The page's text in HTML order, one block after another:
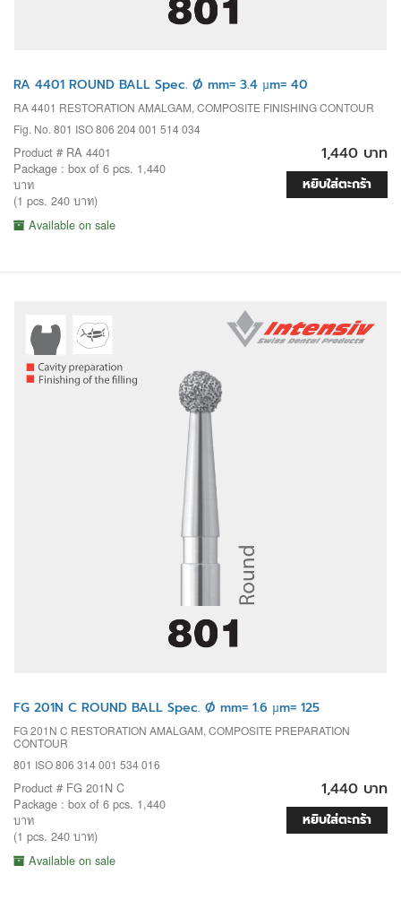
RA 4401 ROUND BALL Spec. Ø mm= 3.4 µm= 40
RA 4401 RESTORATION AMALGAM, COMPOSITE FINISHING CONTOUR
Fig. No. 801 ISO 806 204 001 514 034
Product # RA 4401
Package : box of 6 pcs. 1,440
บาท
(1 pcs. 240 บาท)
Available on sale
1,440 บาท
หยิบใส่ตะกร้า
FG 201N C ROUND BALL Spec. Ø mm= 1.6 µm= 125
FG 201N C RESTORATION AMALGAM, COMPOSITE PREPARATION
CONTOUR
801 ISO 806 314 001 534 016
Product # FG 201N C
Package : box of 6 pcs. 1,440
บาท
(1 pcs. 240 บาท)
Available on sale
1,440 บาท
หยิบใส่ตะกร้า